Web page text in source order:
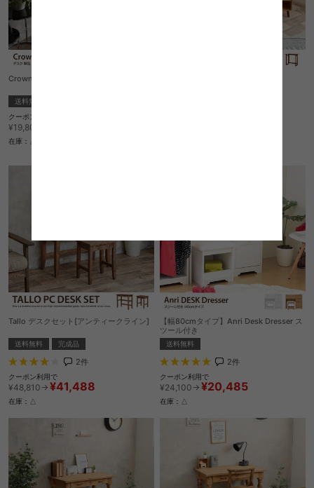
Crown Desk
送料無料
クーポン利用で
¥19,800→
在庫：△
Tallo デスクセット[アンティークライン]
送料無料 完成品
2件
クーポン利用で
¥48,810→ ¥41,488
在庫：△
【幅80cmタイプ】Anri Desk Dresser ス
ツール付き
送料無料
2件
クーポン利用で
¥24,100→ ¥20,485
在庫：△